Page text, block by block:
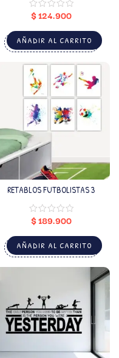
$124.900
AÑADIR AL CARRITO
RETABLOS FUTBOLISTAS 3
$189.900
AÑADIR AL CARRITO